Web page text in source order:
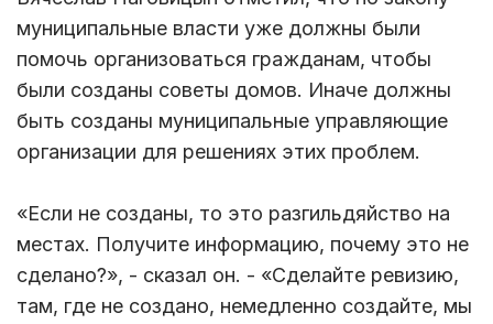
муниципальные власти уже должны были
помочь организоваться гражданам, чтобы
были созданы советы домов. Иначе должны
быть созданы муниципальные управляющие
организации для решениях этих проблем.
«Если не созданы, то это разгильдяйство на
местах. Получите информацию, почему это не
сделано?», - сказал он. - «Сделайте ревизию,
там, где не создано, немедленно создайте, мы